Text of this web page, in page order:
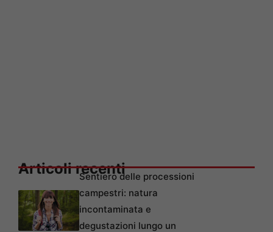
Articoli recentiSentiero delle processioni
campestri: natura
incontaminata e
degustazioni lungo un